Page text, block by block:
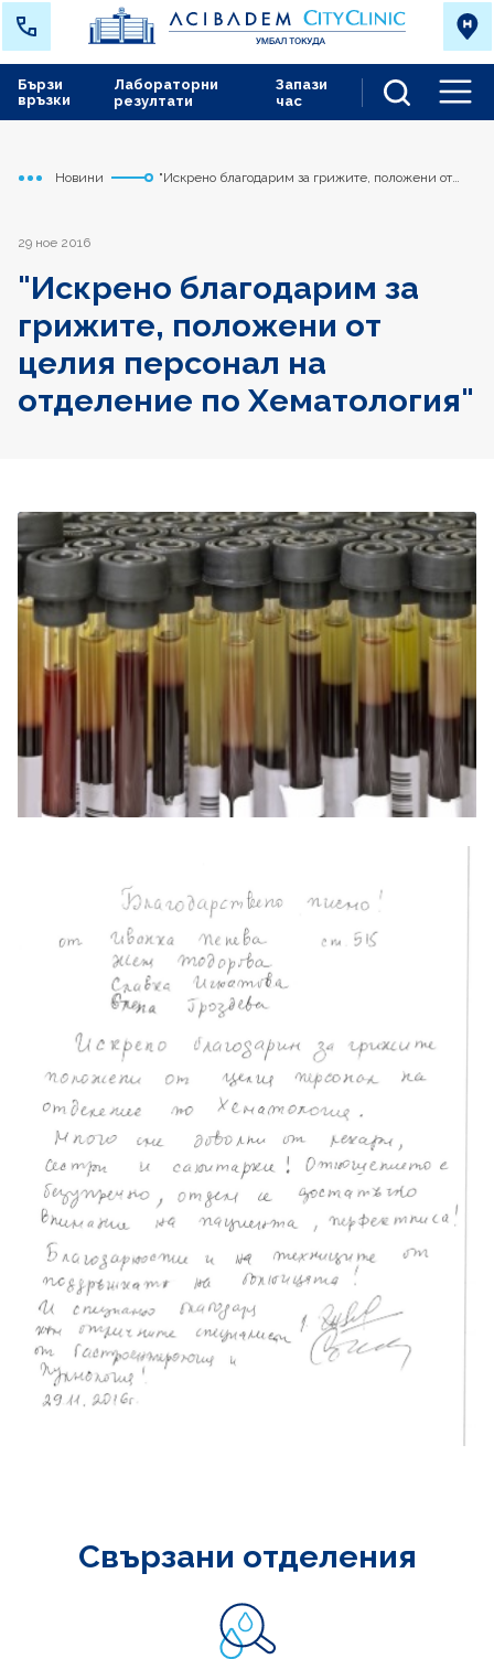
Лабораторни
резултати
Запази
час
Бързи
връзки
Начало
Токуда
Новини
"Искрено благодарим за грижите, положени от
29 ное 2016
"Искрено благодарим за
грижите, положени от
целия персонал на
отделение по Хематология"
Свързани отделения